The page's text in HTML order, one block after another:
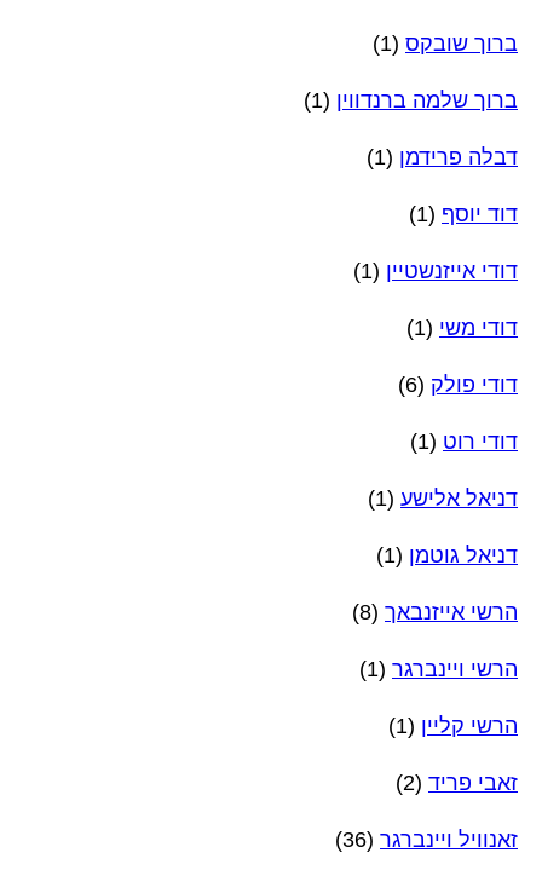
ברוך שובקס (1)
ברוך שלמה ברנדווין (1)
דבלה פרידמן (1)
דוד יוסף (1)
דודי אייזנשטיין (1)
דודי משי (1)
דודי פולק (6)
דודי רוט (1)
דניאל אלישע (1)
דניאל גוטמן (1)
הרשי אייזנבאך (8)
הרשי ויינברגר (1)
הרשי קליין (1)
זאבי פריד (2)
זאנוויל ויינברגר (36)